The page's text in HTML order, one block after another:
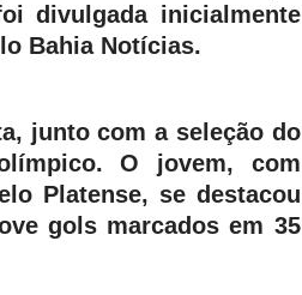
divulgada inicialmente
Bahia Notícias.
junto com a seleção do
O jovem, com
Platense, se destacou
gols marcados em 35